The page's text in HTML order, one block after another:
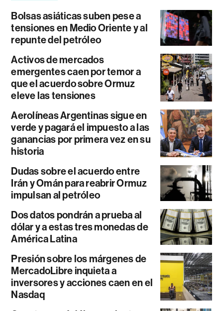
Bolsas asiáticas suben pese a
tensiones en Medio Oriente y al
repunte del petróleo
Activos de mercados
emergentes caen por temor a
que el acuerdo sobre Ormuz
eleve las tensiones
Aerolíneas Argentinas sigue en
verde y pagará el impuesto a las
ganancias por primera vez en su
historia
Dudas sobre el acuerdo entre
Irán y Omán para reabrir Ormuz
impulsan al petróleo
Dos datos pondrán a prueba al
dólar y a estas tres monedas de
América Latina
Presión sobre los márgenes de
MercadoLibre inquieta a
inversores y acciones caen en el
Nasdaq